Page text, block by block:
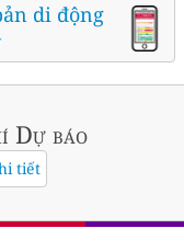
di động
Dự báo
tiết